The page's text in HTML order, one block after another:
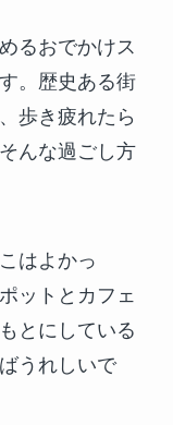
るおでかけス
。歴史ある街
歩き疲れたら
んな過ごし方
はよかっ
ットとカフェ
とにしている
うれしいで